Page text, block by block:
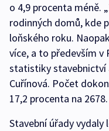
o 4,9 procenta méně.
rodinných domů, kde
loňského roku.
více, a to především v
statistiky stavebnictví
Cuřínová. Počet
17,2 procenta na 2678.
Stavební úřady vydaly